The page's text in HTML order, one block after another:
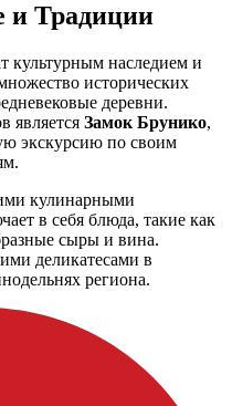
и Традиции
культурным наследием и
исторических
деревни.
является Замок Брунико,
экскурсию по своим
кулинарными
в себя блюда, такие как
сыры и вина.
деликатесами в
региона.